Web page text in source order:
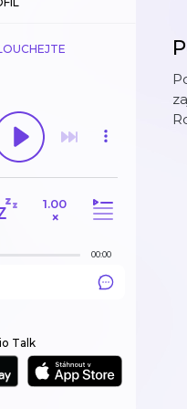
1.00
×
00:00
Talk